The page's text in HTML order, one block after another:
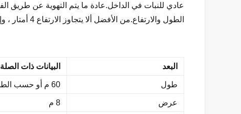
الطول والارتفاع.من الأفضل ألا يتجاوز الارتفاع 4 أمتار ، وإلا فإن الهيكل غير مستقر.
البعد البيانات ذات الصلة
طول 60 م أو حسب الطلب
عرض 8 م